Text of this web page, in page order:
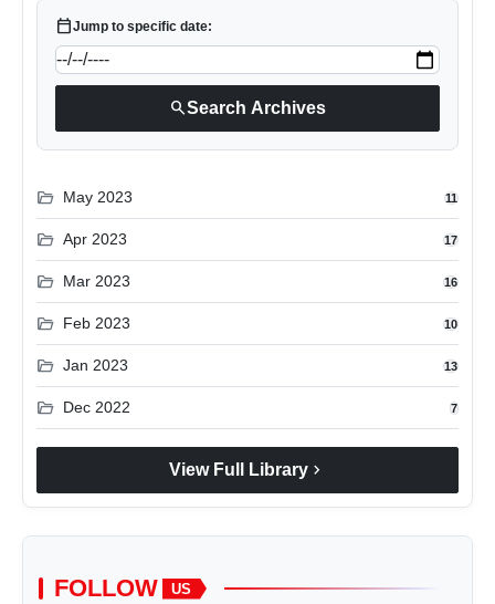
calendar_todayJump to specific date:
searchSearch Archives
folder_open May 2023 11
folder_open Apr 2023 17
folder_open Mar 2023 16
folder_open Feb 2023 10
folder_open Jan 2023 13
folder_open Dec 2022 7
View Full Library chevron_right
FOLLOW US